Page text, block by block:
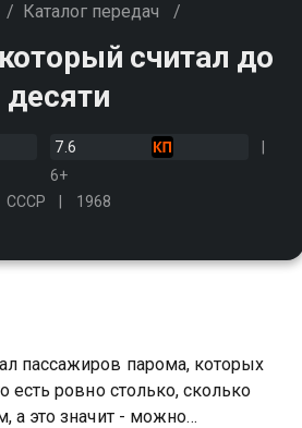
/ Каталог передач /
считал до
десяти
7.6
6+
СССР
1968
пассажиров парома, которых
есть ровно столько, сколько
а это значит - можно